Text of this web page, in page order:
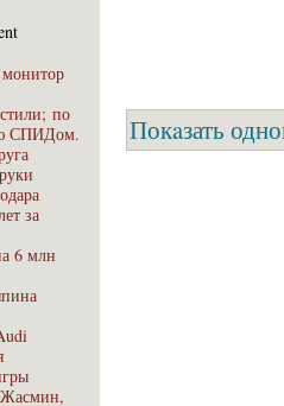
по
СПИДом.
за
6 млн
Покaзать